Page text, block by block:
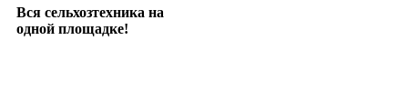
Вся сельхозтехника на
одной площадке!